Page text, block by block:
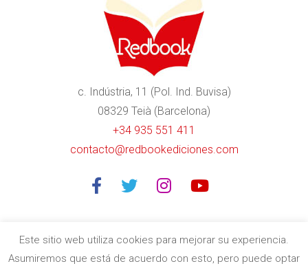
c. Indústria, 11 (Pol. Ind. Buvisa)
08329 Teià (Barcelona)
+34 935 551 411
contacto@redbookediciones.com
Editorial especializada en libros divulgativos de calidad en
Este sitio web utiliza cookies para mejorar su experiencia.
Asumiremos que está de acuerdo con esto, pero puede optar